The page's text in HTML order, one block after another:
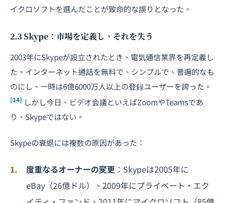
イクロソフトを選んだことが致命的な誤りとなった。
2.3 Skype：市場を定義し、それを失う
2003年にSkypeが設立されたとき、電気通信業界を再定義し
た。インターネット通話を無料で、シンプルで、普遍的なも
のにし、一時は6億6000万人以上の登録ユーザーを誇った。
[14] しかし今日、ビデオ会議といえばZoomやTeamsであ
り、Skypeではない。
Skypeの衰退には複数の原因があった：
度重なるオーナーの変更 ：Skypeは2005年に
eBay（26億ドル）、2009年にプライベート・エク